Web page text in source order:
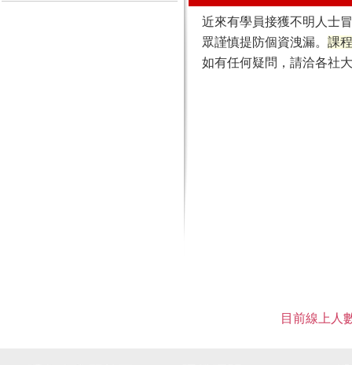
近來有學員接獲不明人士
眾謹慎提防個資洩漏。 課
如有任何疑問，請洽各社
目前線上人